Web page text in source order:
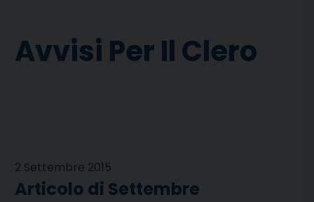
Avvisi Per Il Clero
2 Settembre 2015
Articolo di Settembre